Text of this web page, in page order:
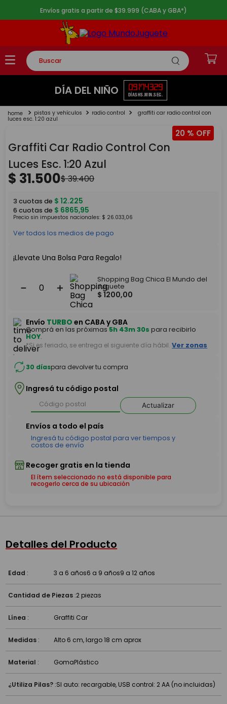
Envíos gratis a partir de $39.999 (CABA y GBA*)
Buscar
TÉRMINOS MÁS BUSCADOS
2.
lego
4.
monopatin
5. toy story
DÍA DEL NIÑO 09
DÍAS
17
HS.
43
MIN.
29
SEG.
pistas y vehículos radio control graffiti car radio control con
luces esc. 1:20 azul
20 %
Graffiti Car Radio Control Con
Luces Esc. 1:20 Azul
$ 31.500$39.400
3 cuotas de $ 12.225
6 cuotas de $ 6865,95
Precio sin impuestos nacionales: $ 26.033,06
Ver todos los medios de pago
¡Llevate Una Bolsa Para Regalo!
＋
－
Shopping Bag Chica El Mundo del
Juguete
$ 1200,00
Envío TURBO en CABA y GBA
Comprá en las próximas5h 43m 30s para recibirlo
HOY.
*Si es feriado, se entrega el siguiente día hábil. Ver zonas
30 díaspara devolver tu compra
Ingresá tu código postal
Actualizar
El ítem seleccionado no está disponible para
recogerlo cerca de su ubicación
Detalles del Producto
Edad : 3 a 6 años6 a 9 años9 a 12 años
Cantidad de Piezas :2 piezas
Línea : Graffiti Car
Medidas : Alto 6 cm, largo 18 cm aprox
Material : GomaPlástico
¿Utiliza Pilas? :SI auto: recargable, USB control: 2 AA (no incluidas)